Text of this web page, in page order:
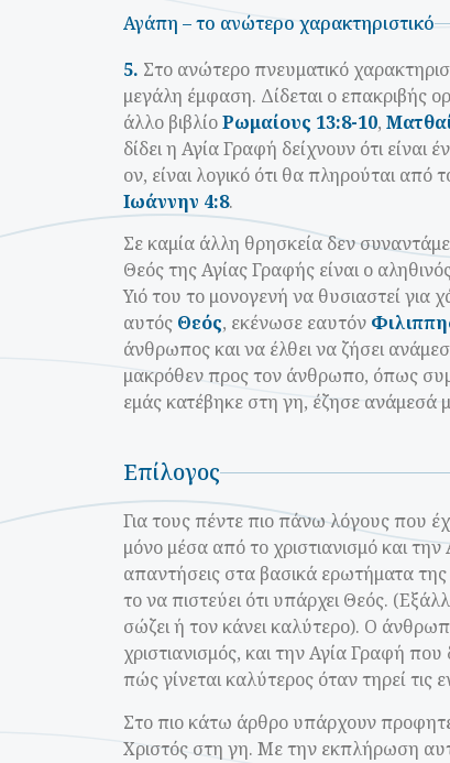
Αγάπη – το ανώτερο χαρακτηριστικό
5. Στο ανώτερο πνευματικό
μεγάλη έμφαση. Δίδεται ο επακριβής
άλλο βιβλίοΡωμαίους 13:8-10,
δίδει η Αγία Γραφή δείχνουν ότι
ον, είναι λογικό ότι θα πληρούται
Ιωάννην 4:8.
Σε καμία άλλη θρησκεία δεν
Θεός της Αγίας Γραφής είναι ο
Υιό του το μονογενή να θυσιαστεί για
αυτός Θεός, εκένωσε εαυτόν
άνθρωπος και να έλθει να ζήσει
μακρόθεν προς τον άνθρωπο, όπως
εμάς κατέβηκε στη γη, έζησε ανάμεσά
Επίλογος
Για τους πέντε πιο πάνω λόγους που
μόνο μέσα από το χριστιανισμό και
απαντήσεις στα βασικά ερωτήματα
το να πιστεύει ότι υπάρχει Θεός.
σώζει ή τον κάνει καλύτερο). Ο
χριστιανισμός, και την Αγία Γραφή
πώς γίνεται καλύτερος όταν τηρεί τις
Στο πιο κάτω άρθρο υπάρχουν
Χριστός στη γη. Με την εκπλήρωση